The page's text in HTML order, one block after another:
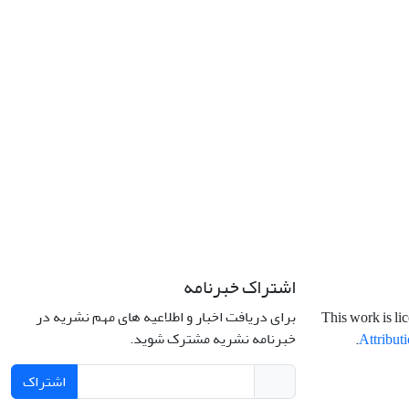
This work is
.
اشتراک خبرنامه
برای دریافت اخبار و اطلاعیه های مهم نشریه در
خبرنامه نشریه مشترک شوید.
اشتراک